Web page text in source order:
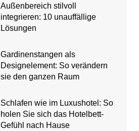
Außenbereich stilvoll
integrieren: 10 unauffällige
Lösungen
Gardinenstangen als
Designelement: So verändern
sie den ganzen Raum
Schlafen wie im Luxushotel: So
holen Sie sich das Hotelbett-
Gefühl nach Hause